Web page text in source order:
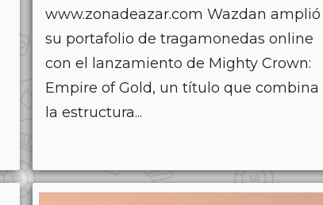
www.zonadeazar.com Wazdan amplió
su portafolio de tragamonedas online
con el lanzamiento de Mighty Crown:
Empire of Gold, un título que combina
la estructura...